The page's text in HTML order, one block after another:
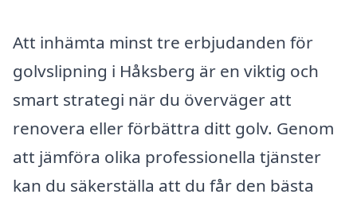
Att inhämta minst tre erbjudanden för
golvslipning i Håksberg är en viktig och
smart strategi när du överväger att
renovera eller förbättra ditt golv. Genom
att jämföra olika professionella tjänster
kan du säkerställa att du får den bästa